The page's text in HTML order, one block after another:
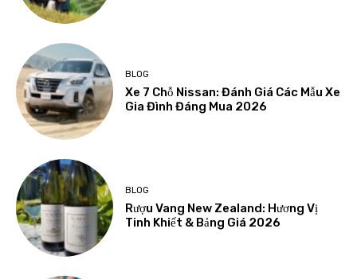
BLOG
Xe 7 Chỗ Nissan: Đánh Giá Các Mẫu Xe
Gia Đình Đáng Mua 2026
BLOG
Rượu Vang New Zealand: Hương Vị
Tinh Khiết & Bảng Giá 2026